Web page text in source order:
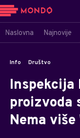
Naslovna Najnovije
Info Društvo
Inspekcija
proizvoda
Nema